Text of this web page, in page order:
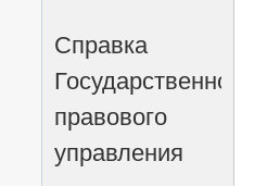
Справка
Государственно-
правового
управления